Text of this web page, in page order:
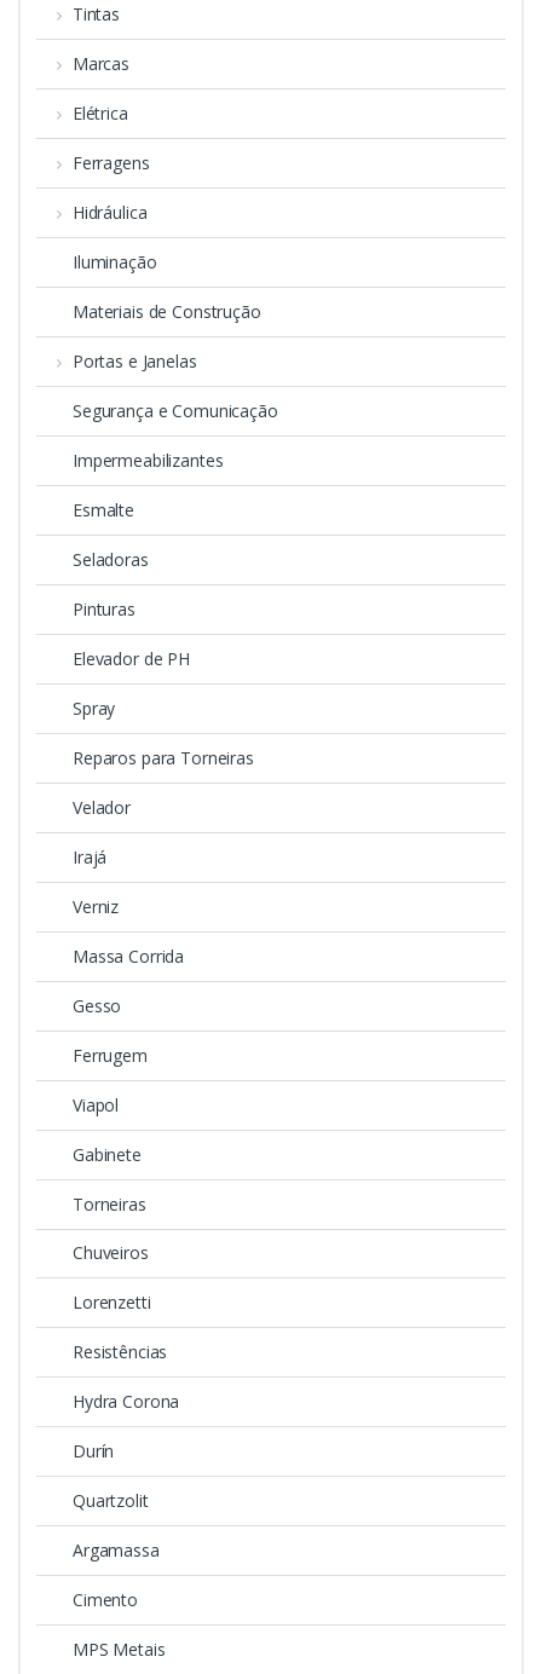
Tintas
Marcas
Elétrica
Ferragens
Hidráulica
Iluminação
Materiais de Construção
Portas e Janelas
Segurança e Comunicação
Impermeabilizantes
Esmalte
Seladoras
Pinturas
Elevador de PH
Spray
Reparos para Torneiras
Velador
Irajá
Verniz
Massa Corrida
Gesso
Ferrugem
Viapol
Gabinete
Torneiras
Chuveiros
Lorenzetti
Resistências
Hydra Corona
Durín
Quartzolit
Argamassa
Cimento
MPS Metais